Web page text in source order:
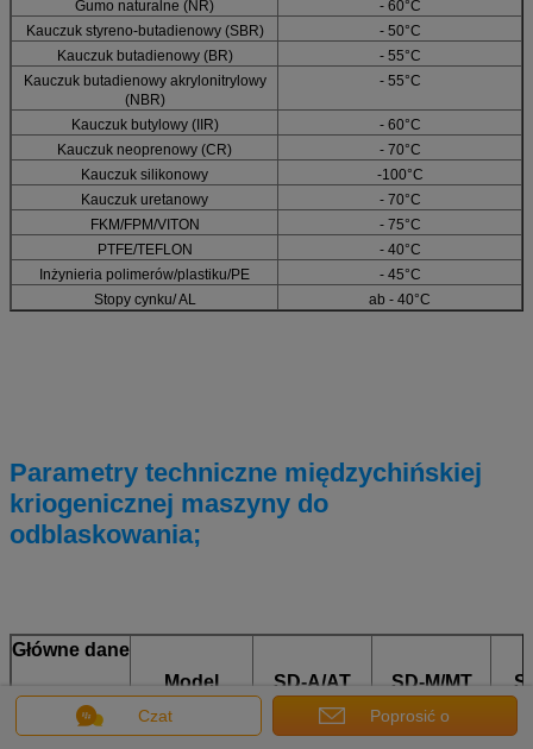
Gumo naturalne (NR)
- 60°C
Kauczuk styreno-butadienowy (SBR)
- 50°C
Kauczuk butadienowy (BR)
- 55°C
Kauczuk butadienowy akrylonitrylowy
(NBR)
- 55°C
Kauczuk butylowy (IIR)
- 60°C
Kauczuk neoprenowy (CR)
- 70°C
Kauczuk silikonowy
-100°C
Kauczuk uretanowy
- 70°C
FKM/FPM/VITON
- 75°C
PTFE/TEFLON
- 40°C
Inżynieria polimerów/plastiku/PE
- 45°C
Stopy cynku/ AL
ab - 40°C
Parametry techniczne międzychińskiej
kriogenicznej maszyny do
odblaskowania;
Główne dane
Model
SD-A/AT SD-M/MT
Czat Poprosić o